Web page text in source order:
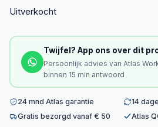
Uitverkocht
Twijfel? App ons over dit
Persoonlijk advies van Atlas
binnen 15 min antwoord
24 mnd Atlas garantie
14
Gratis bezorgd vanaf € 50
Atlas